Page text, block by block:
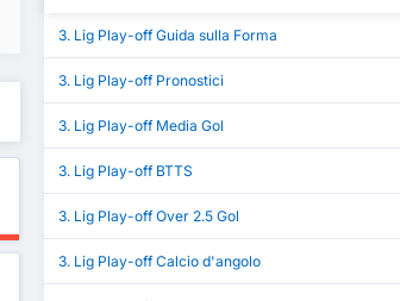
3. Lig Play-off Guida sulla Forma
3. Lig Play-off Pronostici
3. Lig Play-off Media Gol
3. Lig Play-off BTTS
3. Lig Play-off Over 2.5 Gol
3. Lig Play-off Calcio d'angolo